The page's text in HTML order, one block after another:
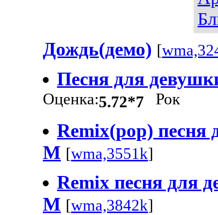
Дождь(демо) [
Песня для
Оценка:5.72*7
Рок
Remix(pop) песня
М [wma,3551k]
Remix песня для
М [wma,3842k]